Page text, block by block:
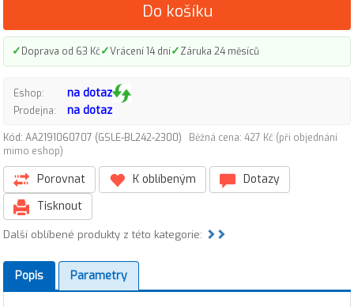
Do košíku
✓Doprava od 63 Kč✓Vrácení 14 dní✓Záruka 24 měsíců
Eshop: na dotaz
Prodejna: na dotaz
Kód: AA2191060707 (GSLE-BL242-2300)
Běžná cena: 427 Kč (při objednání
mimo eshop)
Porovnat K oblíbeným
Dotazy
Tisknout
Další oblíbené produkty z této kategorie:
Popis Parametry